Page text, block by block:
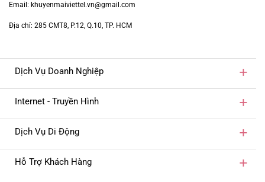
Email: khuyenmaiviettel.vn@gmail.com
Địa chỉ: 285 CMT8, P.12, Q.10, TP. HCM
Dịch Vụ Doanh Nghiệp
Internet - Truyền Hình
Dịch Vụ Di Động
Hỗ Trợ Khách Hàng